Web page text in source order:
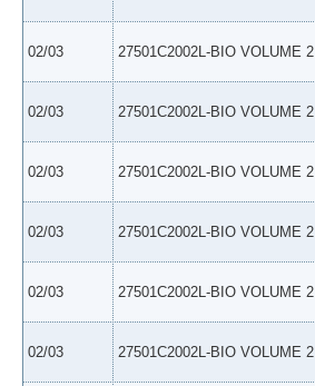
02/03 27501C2002L-BIO VOLUME 2
02/03 27501C2002L-BIO VOLUME 2
02/03 27501C2002L-BIO VOLUME 2
02/03 27501C2002L-BIO VOLUME 2
02/03 27501C2002L-BIO VOLUME 2
02/03 27501C2002L-BIO VOLUME 2